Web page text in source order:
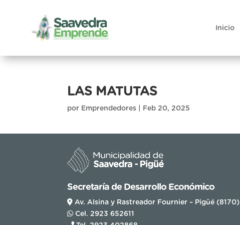
Inicio
LAS MATUTAS
por Emprendedores Feb 20, 2025
Secretaría de Desarrollo Económico
Av. Alsina y Rastreador Fournier – Pigüé (8170)
Cel. 2923 652611